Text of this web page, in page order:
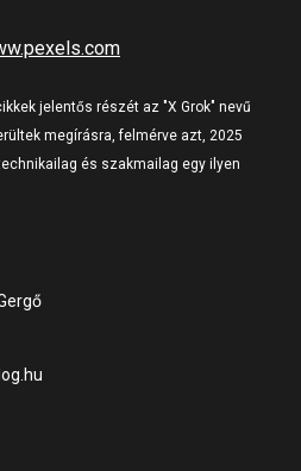
jelentős részét az "X Grok" nevű
megírásra, felmérve azt, 2025
és szakmailag egy ilyen